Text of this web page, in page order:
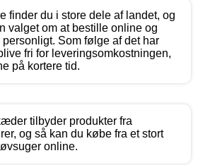
finder du i store dele af landet, og
valget om at bestille online og
Som følge af det har
fri for leveringsomkostningen,
på kortere tid.
tilbyder produkter fra
og så kan du købe fra et stort
online.